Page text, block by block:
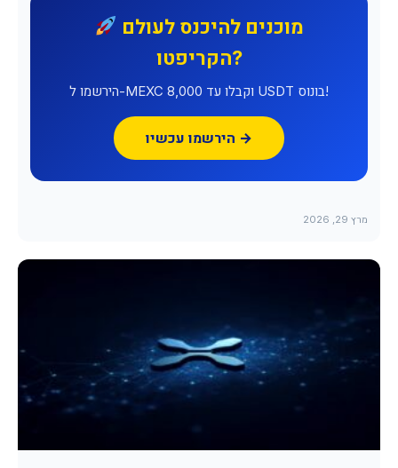
הקריפטו?
הירשמו ל-MEXC וקבלו עד 8,000 USDT בונוס!
הירשמו עכשיו →
מרץ 29, 2026